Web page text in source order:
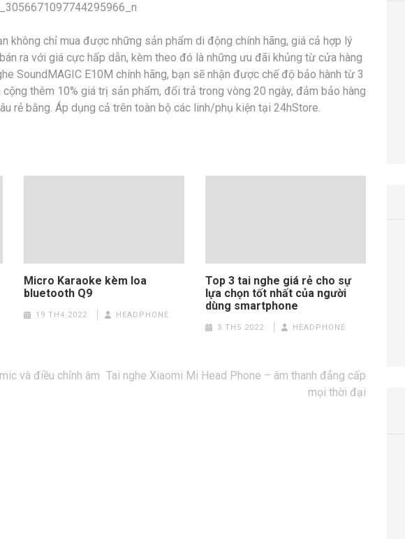
không chỉ mua được những sản phẩm di động chính hãng, giá cả hợp lý
ra với giá cực hấp dẫn, kèm theo đó là những ưu đãi khủng từ cửa hàng
SoundMAGIC E10M chính hãng, bạn sẽ nhận được chế độ bảo hành từ 3
thêm 10% giá trị sản phẩm, đổi trả trong vòng 20 ngày, đảm bảo hàng
rẻ bằng. Áp dụng cả trên toàn bộ các linh/phụ kiện tại 24hStore.
Micro Karaoke kèm loa
bluetooth Q9
19 TH4 2022 HEADPHONE
Top 3 tai nghe giá rẻ cho sự
lựa chọn tốt nhất của người
dùng smartphone
3 TH5 2022 HEADPHONE
và điều chỉnh âm Tai nghe Xiaomi Mi Head Phone – âm thanh đẳng cấp
mọi thời đại